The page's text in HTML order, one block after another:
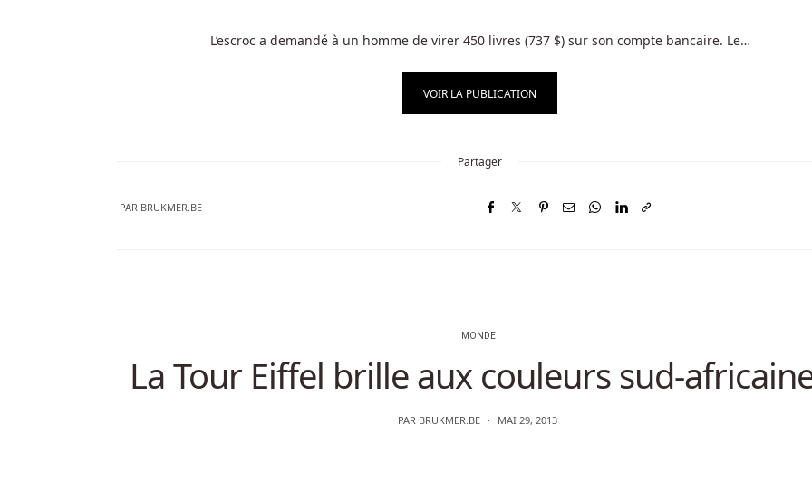
L’escroc a demandé à un homme de virer 450 livres (737 $) sur son compte bancaire. Le…
VOIR LA PUBLICATION
Partager
PAR BRUKMER.BE
MONDE
La Tour Eiffel brille aux couleurs sud-
PAR BRUKMER.BE MAI 29, 2013